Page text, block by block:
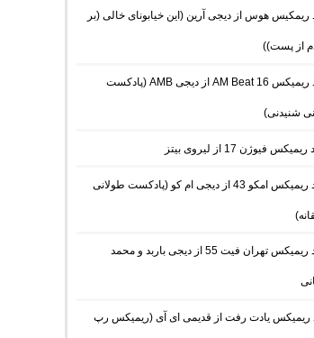
ریمکیس هوس از دیجی آرین (این خیابونای خالی (بر
از پست))
دانلود ریمیکس AM Beat 16 از دیجی AMB (پادکست
شنیدنی)
فیوژن 17 از لیروی بیتز
دانلود ریمیکس امکو 43 از دیجی ام کو (پادکست طولانی
دانلود ریمیکس تهران فیت 55 از دیجی باربد و محمد
ریمیکس یادت رفت از قدیمی ای آی (ریمیکس رپ